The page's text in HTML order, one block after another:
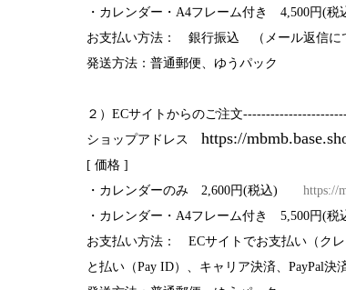
・カレンダー・A4フレーム付き　4,500円(税
お支払い方法：　銀行振込　（メール返信に
発送方法：普通郵便、ゆうパック
２）ECサイトからのご注文
​ショップアドレス https://
[ 価格 ]
・カレンダーのみ　2,600円(税込) https://
・カレンダー・A4フレーム付き　5,500円(
お支払い方法：　ECサイトでお支払い（ク
と払い（Pay ID）、キャリア決済、PayPal決